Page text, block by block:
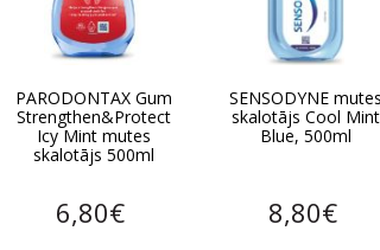
PARODONTAX Gum
Strengthen&Protect
Icy Mint mutes
skalotājs 500ml
6,80€
SENSODYNE mutes
skalotājs Cool Mint
Blue, 500ml
8,80€